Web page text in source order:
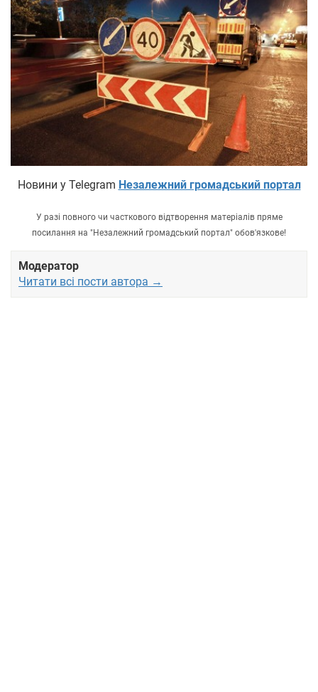
Новини у Telegram Незалежний громадський портал
У разі повного чи часткового відтворення матеріалів пряме
посилання на "Незалежний громадський портал" обов'язкове!
Модератор
Читати всі пости автора →